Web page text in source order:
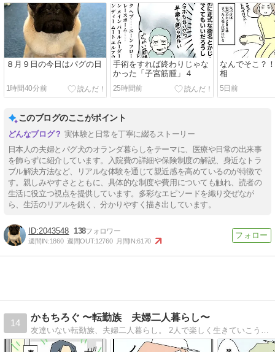
８月９日の今日はパグの日
1時間40分前
手術をすれば終わりじゃな
かった「子宮筋腫」４
25時間前
なんでそこ？
相
5日前
このブログのここがポイント
実体験と日常を丁寧に綴るストーリー
日本人の夫婦とパグ犬のオランダ暮らしをテーマに、医療や日常の出来事
を飾らずに紹介しています。入院費の詳細や保険制度の解説、身近なトラ
ブル解決方法など、リアルな体験を通じて親近感を高めているのが特徴で
す。親しみやすさとともに、具体的な制度や費用についても触れ、読者の
生活に役立つ視点を提供しています。多彩なエピソードを織り交ぜなが
ら、生活のリアルを鋭く、分かりやすく描き出しています。
2043548 138
週間IN:1860 週間OUT:12760 月間IN:6170
14
かもちろぐ 〜転勤族 夫婦二人暮らし〜
友達いない転勤族、夫婦二人暮らし。 2人で楽しく生きていこうと決めました。 日常の事など。